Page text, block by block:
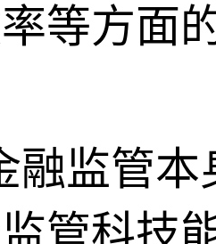
等方面
融监管
管科技